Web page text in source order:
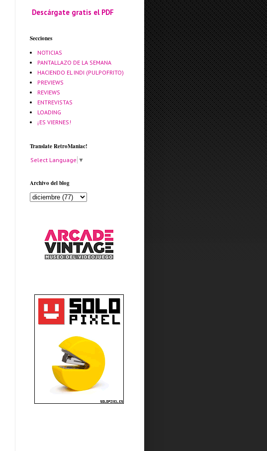
Descárgate gratis el PDF
Secciones
NOTICIAS
PANTALLAZO DE LA SEMANA
HACIENDO EL INDI (PULPOFRITO)
PREVIEWS
REVIEWS
ENTREVISTAS
LOADING
¡ES VIERNES!
Translate RetroManiac!
Select Language ▼
Archivo del blog